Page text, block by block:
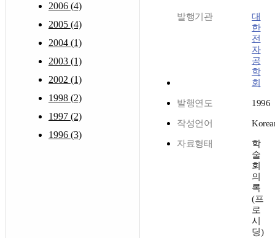
2006 (4)
2005 (4)
2004 (1)
2003 (1)
2002 (1)
1998 (2)
1997 (2)
1996 (3)
발행기관
대
한
전
자
공
학
회
발행연도 1996
작성언어
자료형태
학
술
회
의
록
(프
로
시
딩)